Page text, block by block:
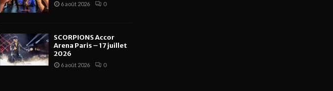
6 août 2026 0
SCORPIONS Accor
Arena Paris – 17 juillet
2026
6 août 2026 0